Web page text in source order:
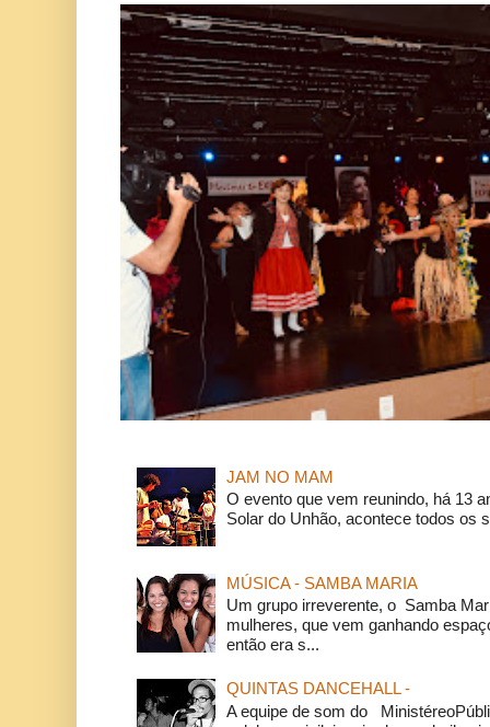
JAM NO MAM
O evento que vem reunindo, há 13
Solar do Unhão, acontece todos os
MÚSICA - SAMBA MARIA
Um grupo irreverente, o Samba
mulheres, que vem ganhando
então era s...
QUINTAS DANCEHALL -
A equipe de som do